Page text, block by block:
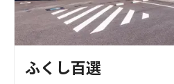
ふくし百選